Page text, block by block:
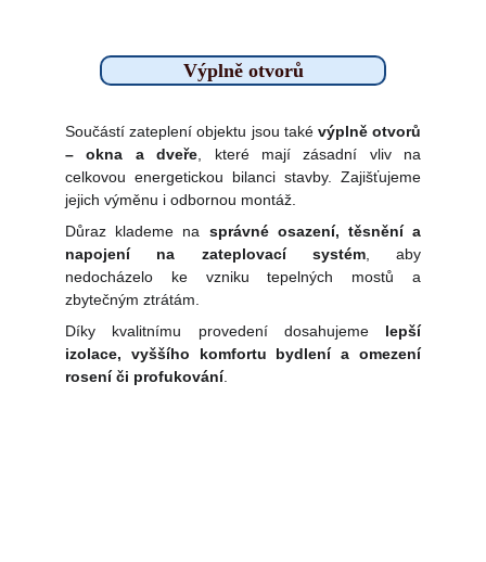
Součástí zateplení objektu jsou také výplně otvorů
– okna a dveře , které mají zásadní vliv na
celkovou energetickou bilanci stavby. Zajišťujeme
jejich výměnu i odbornou montáž.
Důraz klademe na správné osazení, těsnění a
napojení na zateplovací systém, aby
nedocházelo ke vzniku tepelných mostů a
zbytečným ztrátám.
Díky kvalitnímu provedení dosahujeme lepší
izolace, vyššího komfortu bydlení a omezení
rosení či profukování.
Výplně otvorů